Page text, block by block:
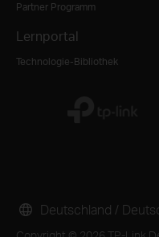
Partner Programm
Lernportal
Technologie-Bibliothek
Deutschland /